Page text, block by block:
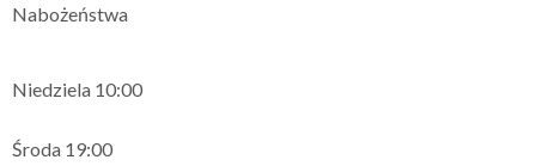
Nabożeństwa
Niedziela 10:00
Środa 19:00